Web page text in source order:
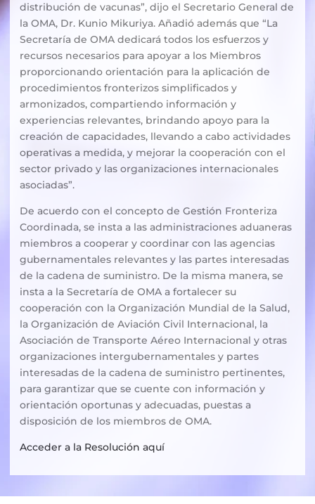
distribución de vacunas”, dijo el Secretario General de
la OMA, Dr. Kunio Mikuriya. Añadió además que “La
Secretaría de OMA dedicará todos los esfuerzos y
recursos necesarios para apoyar a los Miembros
proporcionando orientación para la aplicación de
procedimientos fronterizos simplificados y
armonizados, compartiendo información y
experiencias relevantes, brindando apoyo para la
creación de capacidades, llevando a cabo actividades
operativas a medida, y mejorar la cooperación con el
sector privado y las organizaciones internacionales
asociadas”.
De acuerdo con el concepto de Gestión Fronteriza
Coordinada, se insta a las administraciones aduaneras
miembros a cooperar y coordinar con las agencias
gubernamentales relevantes y las partes interesadas
de la cadena de suministro. De la misma manera, se
insta a la Secretaría de OMA a fortalecer su
cooperación con la Organización Mundial de la Salud,
la Organización de Aviación Civil Internacional, la
Asociación de Transporte Aéreo Internacional y otras
organizaciones intergubernamentales y partes
interesadas de la cadena de suministro pertinentes,
para garantizar que se cuente con información y
orientación oportunas y adecuadas, puestas a
disposición de los miembros de OMA.
Acceder a la Resolución aquí